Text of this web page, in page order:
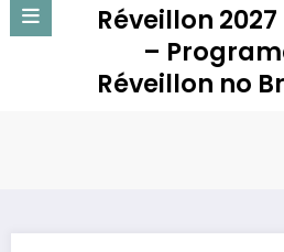
Réveillon
–
Réveillon no